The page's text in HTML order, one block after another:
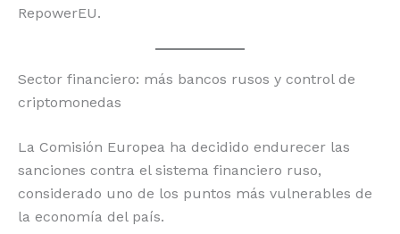
RepowerEU.
Sector financiero: más bancos rusos y control de
criptomonedas
La Comisión Europea ha decidido endurecer las
sanciones contra el sistema financiero ruso,
considerado uno de los puntos más vulnerables de
la economía del país.